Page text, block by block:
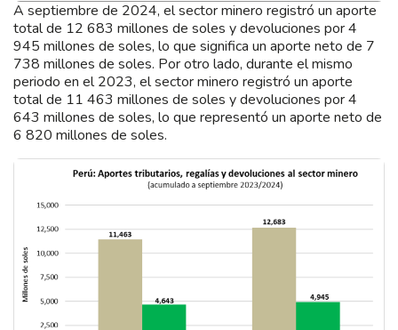
A septiembre de 2024, el sector minero registró un aporte
total de 12 683 millones de soles y devoluciones por 4
945 millones de soles, lo que significa un aporte neto de 7
738 millones de soles. Por otro lado, durante el mismo
periodo en el 2023, el sector minero registró un aporte
total de 11 463 millones de soles y devoluciones por 4
643 millones de soles, lo que representó un aporte neto de
6 820 millones de soles.